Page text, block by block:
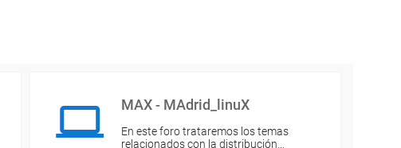
MAX - MAdrid_linuX
En este foro trataremos los temas
relacionados con la distribución…